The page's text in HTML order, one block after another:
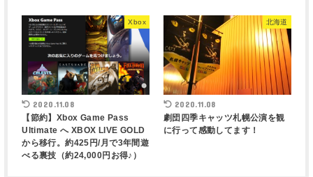
Xbox
2020.11.08
【節約】Xbox Game Pass
Ultimate へ XBOX LIVE GOLD
から移行。約425円/月で3年間遊
べる裏技（約24,000円お得♪）
北海道
2020.11.08
劇団四季キャッツ札幌公演を観
に行って感動してます！